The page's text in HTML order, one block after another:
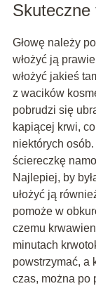
Skuteczne
Głowę należy
włożyć ją
włożyć jakieś
z wacików
pobrudzi się
kapiącej krwi,
niektórych
ściereczkę
Najlepiej, by
ułożyć ją
pomoże w
czemu
minutach
powstrzymać, a
czas, można po